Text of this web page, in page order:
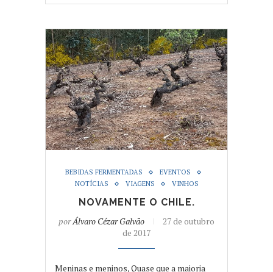
BEBIDAS FERMENTADAS
EVENTOS
NOTÍCIAS
VIAGENS VINHOS
NOVAMENTE O CHILE.
porÁlvaro Cézar Galvão
27 de outubro
de 2017
Meninas e meninos, Quase que a maioria